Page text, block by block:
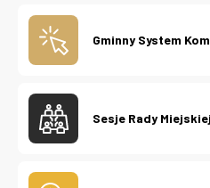
Gminny System
Sesje Rady